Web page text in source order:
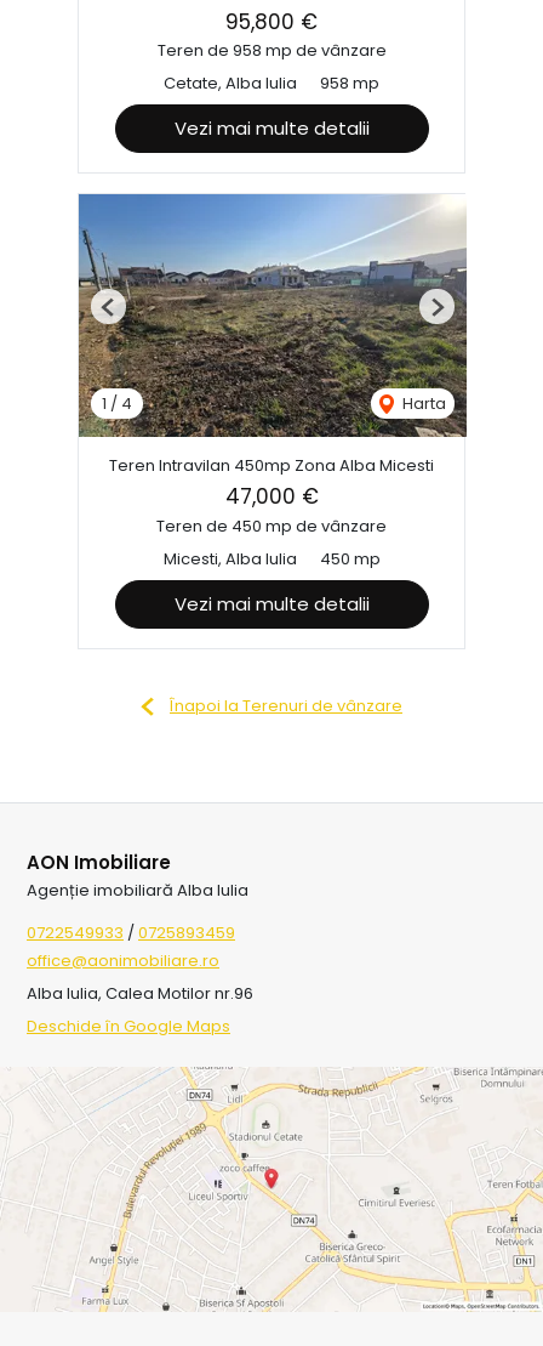
95,800 €
Teren de 958 mp de vânzare
Cetate, Alba Iulia
958 mp
Vezi mai multe detalii
1 / 4 Harta
Previous Next
Teren Intravilan 450mp Zona Alba Micesti
47,000 €
Teren de 450 mp de vânzare
Micesti, Alba Iulia
450 mp
Vezi mai multe detalii
Înapoi la Terenuri de vânzare
AON Imobiliare
Agenție imobiliară Alba Iulia
0722549933 /0725893459
office@aonimobiliare.ro
Alba Iulia, Calea Motilor nr.96
Deschide în Google Maps